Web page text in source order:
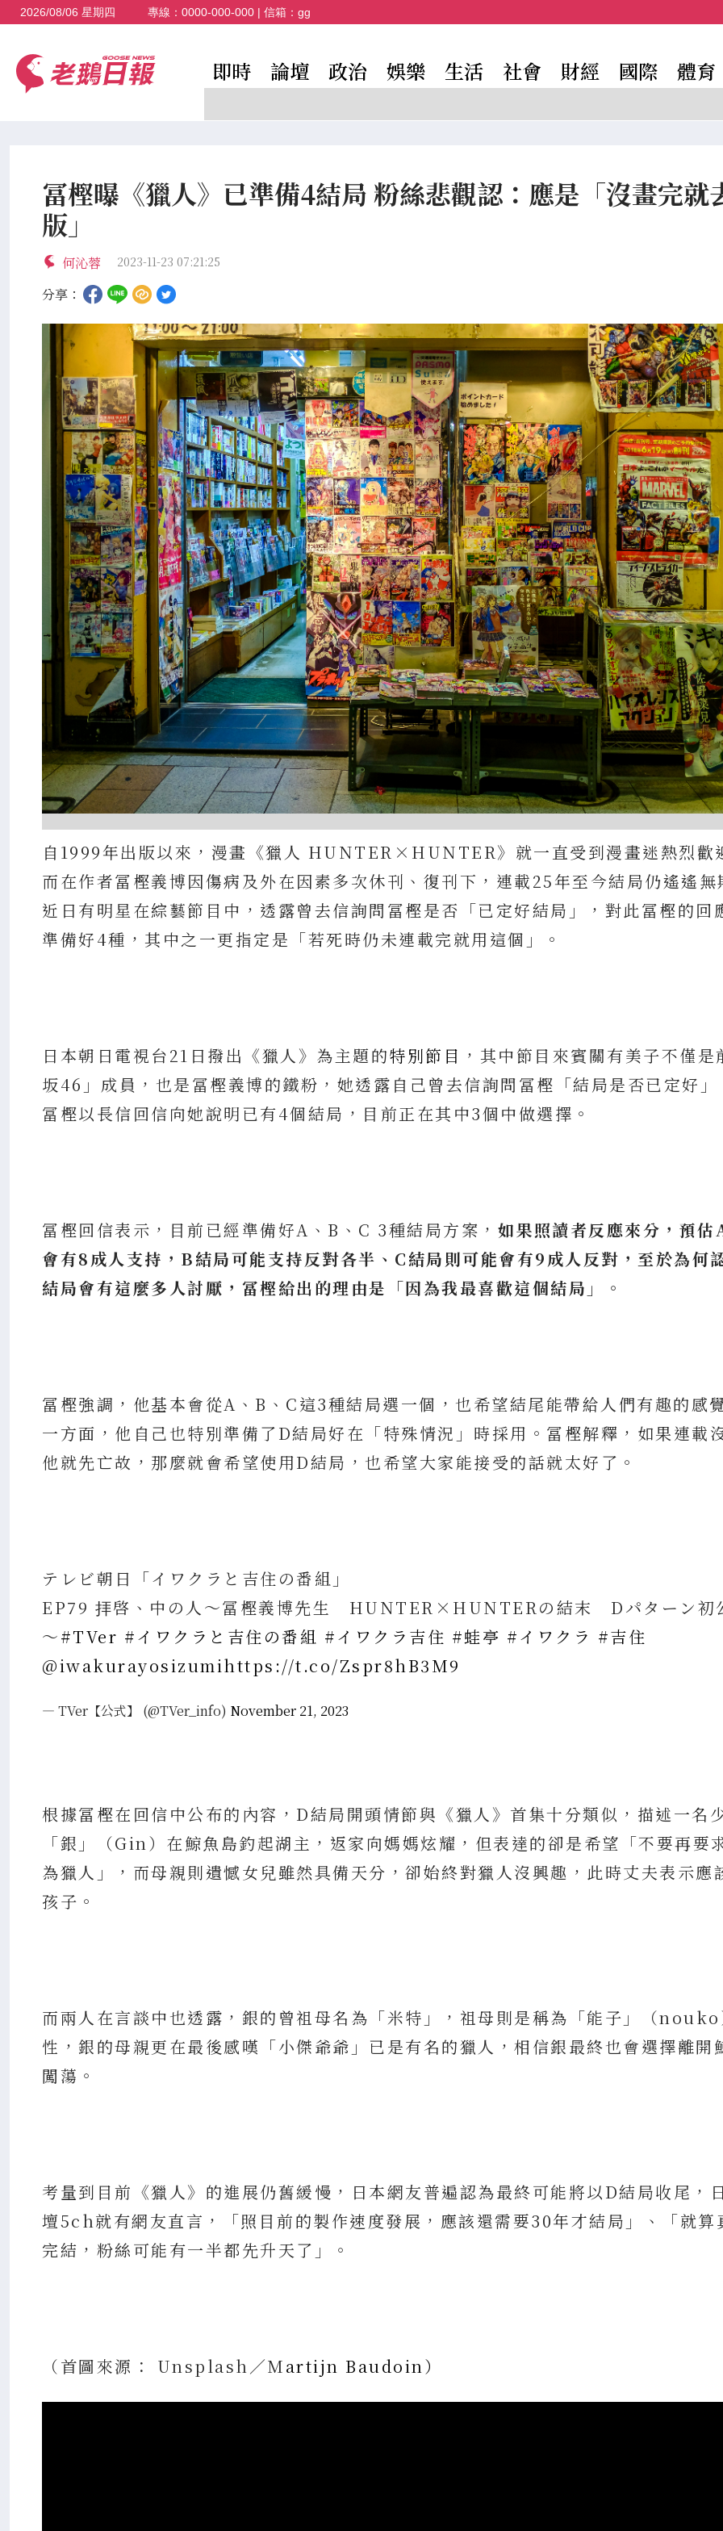
2026/08/06 星期四 專線： 0000-000-000 | 信箱： gg
即時 論壇 政治 娛樂 生活 社會 財經 國際 體育
冨樫曝《獵人》已準備4結局 粉絲悲觀認：應是「沒畫完就
版」
何沁蓉 2023-11-23 07:21:25
分享：
自1999年出版以來，漫畫《獵人 HUNTER×HUNTER》就一直受到漫畫迷熱烈歡
而在作者冨樫義博因傷病及外在因素多次休刊、復刊下，連載25年至今結局仍遙遙無
近日有明星在綜藝節目中，透露曾去信詢問冨樫是否「已定好結局」，對此冨樫的回
準備好4種，其中之一更指定是「若死時仍未連載完就用這個」。
日本朝日電視台21日撥出《獵人》為主題的特別節目 ，其中節目來賓關有美子不僅是
坂46」成員，也是冨樫義博的鐵粉，她透露自己曾去信詢問冨樫「結局是否已定好
冨樫以長信回信向她說明已有4個結局，目前正在其中3個中做選擇。
冨樫回信表示，目前已經準備好A、B、C 3種結局方案， 如果照讀者反應來分，預估
會有8成人支持，B結局可能支持反對各半、C結局則可能會有9成人反對，至於為何
結局會有這麼多人討厭，冨樫給出的理由是「因為我最喜歡這個結局」。
冨樫強調，他基本會從A、B、C這3種結局選一個，也希望結尾能帶給人們有趣的感
一方面，他自己也特別準備了D結局好在「特殊情況」時採用。冨樫解釋，如果連載
他就先亡故，那麼就會希望使用D結局，也希望大家能接受的話就太好了。
テレビ朝日「イワクラと吉住の番組」
EP79 拝啓、中の人～冨樫義博先生 HUNTER×HUNTERの結末 Dパターン初
～#TVer #イワクラと吉住の番組 #イワクラ吉住 #蛙亭 #イワクラ #吉住
@iwakurayosizumihttps://t.co/Zspr8hB3M9
— TVer【公式】 (@TVer_info) November 21, 2023
根據冨樫在回信中公布的內容，D結局開頭情節與《獵人》首集十分類似，描述一名
「銀」（Gin）在鯨魚島釣起湖主，返家向媽媽炫耀，但表達的卻是希望「不要再要
為獵人」，而母親則遺憾女兒雖然具備天分，卻始終對獵人沒興趣，此時丈夫表示應
孩子。
而兩人在言談中也透露，銀的曾祖母名為「米特」，祖母則是稱為「能子」（
性，銀的母親更在最後感嘆「小傑爺爺」已是有名的獵人，相信銀最終也會選擇離開
闖蕩。
考量到目前《獵人》的進展仍舊緩慢，日本網友普遍認為最終可能將以D結局收尾，
壇5ch就有網友直言，「照目前的製作速度發展，應該還需要30年才結局」、「就算
完結，粉絲可能有一半都先升天了」。
（首圖來源： Unsplash／Martijn Baudoin）